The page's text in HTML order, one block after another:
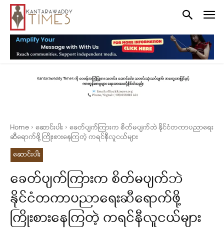
Home ဆောင်းပါး
ခေတ်ပျက်ကြားက စိတ်မပျက်ဘဲ နိုင်ငံတကာပညာရေး
ဆီရောက်ဖို့ ကြိုးစားနေကြတဲ့ ကရင်နီလူငယ်များ
ဆောင်းပါး
ခေတ်ပျက်ကြားက စိတ်မပျက်ဘဲ
နိုင်ငံတကာပညာရေးဆီရောက်ဖို့
ကြိုးစားနေကြတဲ့ ကရင်နီလူငယ်များ